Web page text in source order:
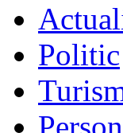
Politic